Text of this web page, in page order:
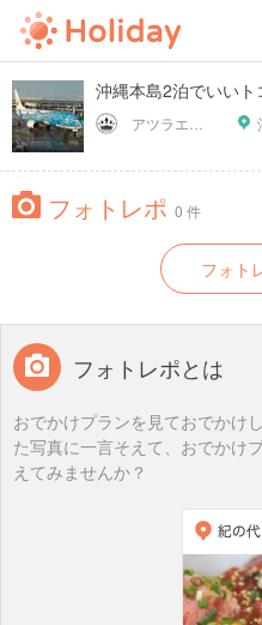
沖縄本島2泊でいいト
フォトレポ 0 件
フォト
フォトレポとは
おでかけプランを見ておでかけ
た写真に一言そえて、おでかけ
えてみませんか？